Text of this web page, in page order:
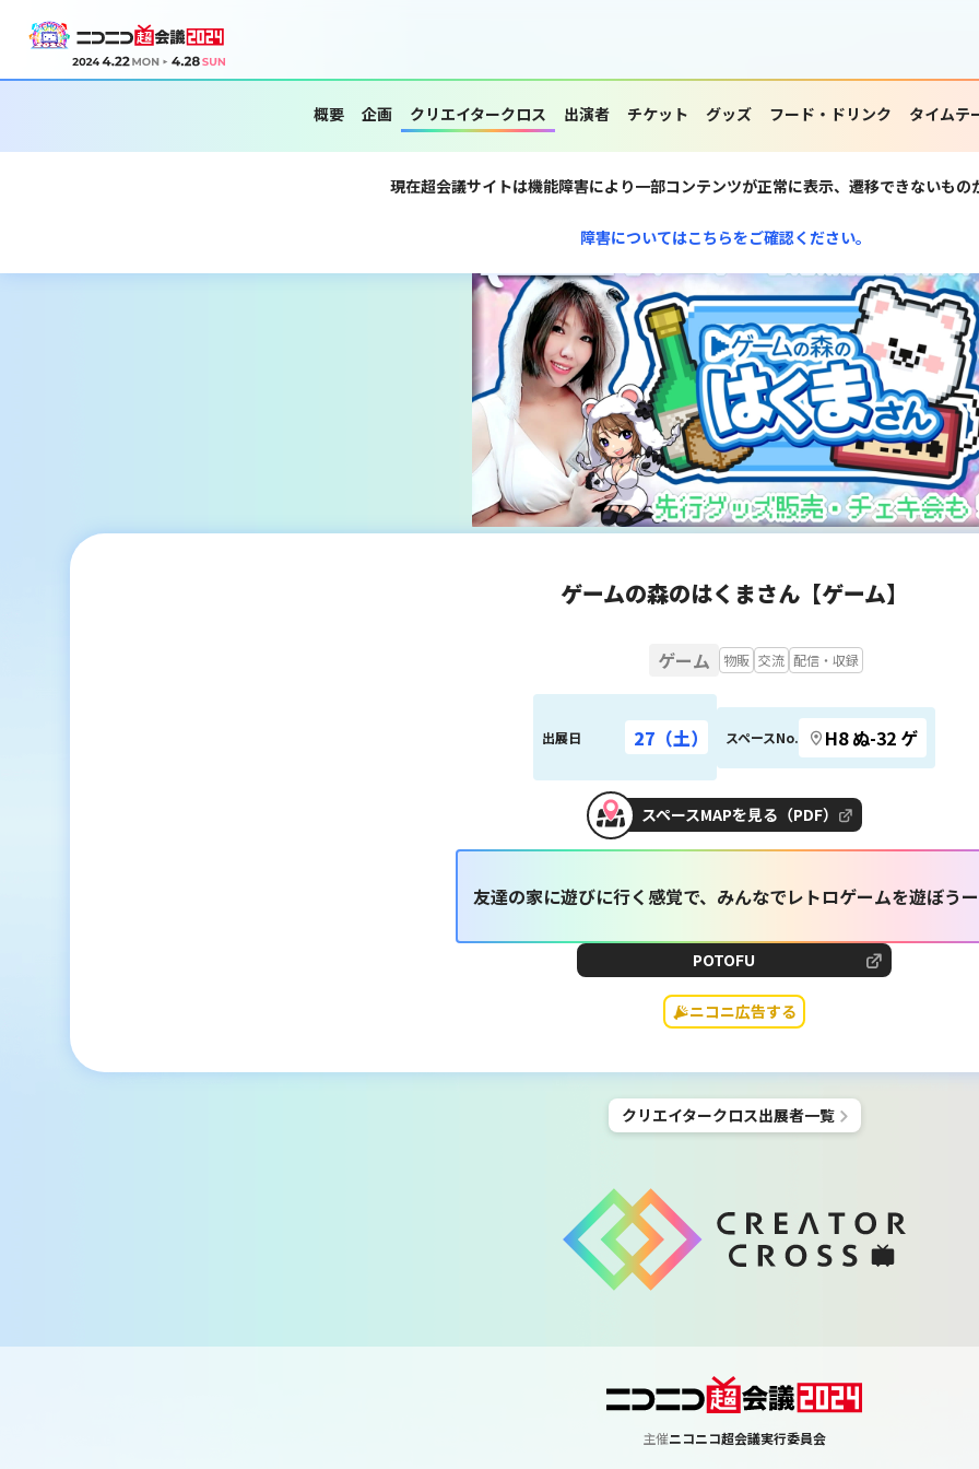
概要 企画 クリエイタークロス 出演者 チケット グッズ フード・ドリンク タイムテ
現在超会議サイトは機能障害により一部コンテンツが正常に表示、遷移できないもの
障害についてはこちらをご確認ください。
ゲームの森のはくまさん【ゲーム】
ゲーム 物販 交流 配信・収録
出展日 27（土） スペースNo. H8 ぬ-32 ゲ
スペースMAPを見る（PDF）
友達の家に遊びに行く感覚で、みんなでレトロゲームを遊ぼう
POTOFU
ニコニ広告する
クリエイタークロス出展者一覧
主催ニコニコ超会議実行委員会